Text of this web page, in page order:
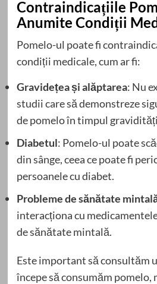
Contraindicațiile
Anumite Condiții
Pomelo-ul poate fi
condiții medicale, cum ar fi:
Gravidețea și alăptarea: Nu
studii care să demonstreze
de pomelo în timpul
Diabetul: Pomelo-ul poate
din sânge, ceea ce poate fi
persoanele cu diabet.
Probleme de sănătate
interacționa cu
de sănătate mintală.
Este important să consultăm
începe să consumăm pomelo,